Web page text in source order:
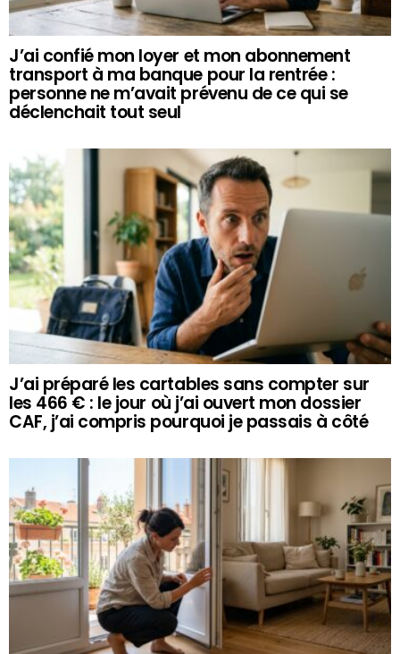
J’ai confié mon loyer et mon abonnement
transport à ma banque pour la rentrée :
personne ne m’avait prévenu de ce qui se
déclenchait tout seul
J’ai préparé les cartables sans compter sur
les 466 € : le jour où j’ai ouvert mon dossier
CAF, j’ai compris pourquoi je passais à côté